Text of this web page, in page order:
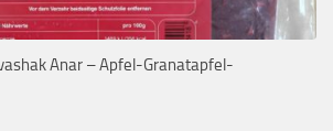
Anar – Apfel-Granatapfel-